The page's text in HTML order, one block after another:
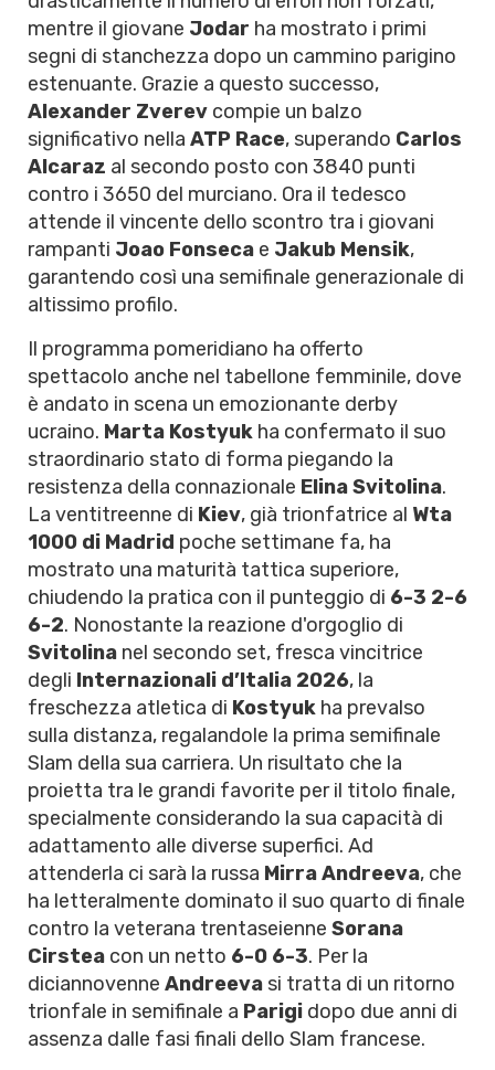
mentre il giovane Jodar ha mostrato i primi
segni di stanchezza dopo un cammino parigino
estenuante. Grazie a questo successo,
Alexander Zverev compie un balzo
significativo nella ATP Race, superando Carlos
Alcaraz al secondo posto con 3840 punti
contro i 3650 del murciano. Ora il tedesco
attende il vincente dello scontro tra i giovani
rampanti Joao Fonseca e Jakub Mensik,
garantendo così una semifinale generazionale di
altissimo profilo.
Il programma pomeridiano ha offerto
spettacolo anche nel tabellone femminile, dove
è andato in scena un emozionante derby
ucraino. Marta Kostyuk ha confermato il suo
straordinario stato di forma piegando la
resistenza della connazionale Elina Svitolina.
La ventitreenne di Kiev, già trionfatrice al Wta
1000 di Madrid poche settimane fa, ha
mostrato una maturità tattica superiore,
chiudendo la pratica con il punteggio di 6-3 2-6
6-2. Nonostante la reazione d'orgoglio di
Svitolina nel secondo set, fresca vincitrice
degli Internazionali d’Italia 2026, la
freschezza atletica di Kostyuk ha prevalso
sulla distanza, regalandole la prima semifinale
Slam della sua carriera. Un risultato che la
proietta tra le grandi favorite per il titolo finale,
specialmente considerando la sua capacità di
adattamento alle diverse superfici. Ad
attenderla ci sarà la russa Mirra Andreeva, che
ha letteralmente dominato il suo quarto di finale
contro la veterana trentaseienne Sorana
Cirstea con un netto 6-0 6-3. Per la
diciannovenne Andreeva si tratta di un ritorno
trionfale in semifinale a Parigi dopo due anni di
assenza dalle fasi finali dello Slam francese.